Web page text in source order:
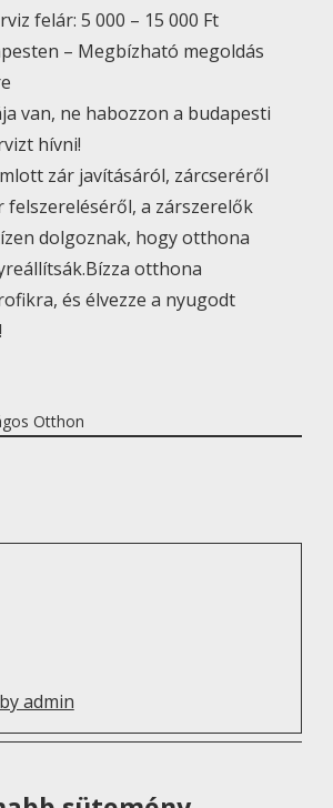
felár: 5 000 – 15 000 Ft
– Megbízható megoldás
van, ne habozzon a budapesti
hívni!
zár javításáról, zárcseréről
felszereléséről, a zárszerelők
dolgoznak, hogy otthona
otthona
és élvezze a nyugodt
Otthon
admin